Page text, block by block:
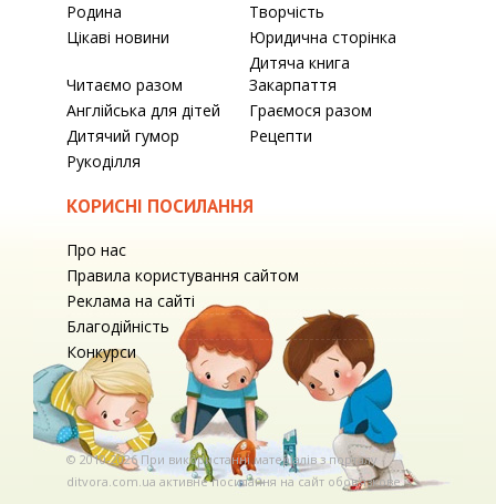
Родина
Творчість
Цікаві новини
Юридична сторінка
Читаємо разом
Дитяча книга
Закарпаття
Англійська для дітей
Граємося разом
Дитячий гумор
Рецепти
Рукоділля
КОРИСНІ ПОСИЛАННЯ
Про нас
Правила користування сайтом
Реклама на сайті
Благодійність
Конкурси
© 2010-2026 При використаннi матерiалiв з порталу
ditvora.com.ua активне посилання на сайт обов'язкове. .